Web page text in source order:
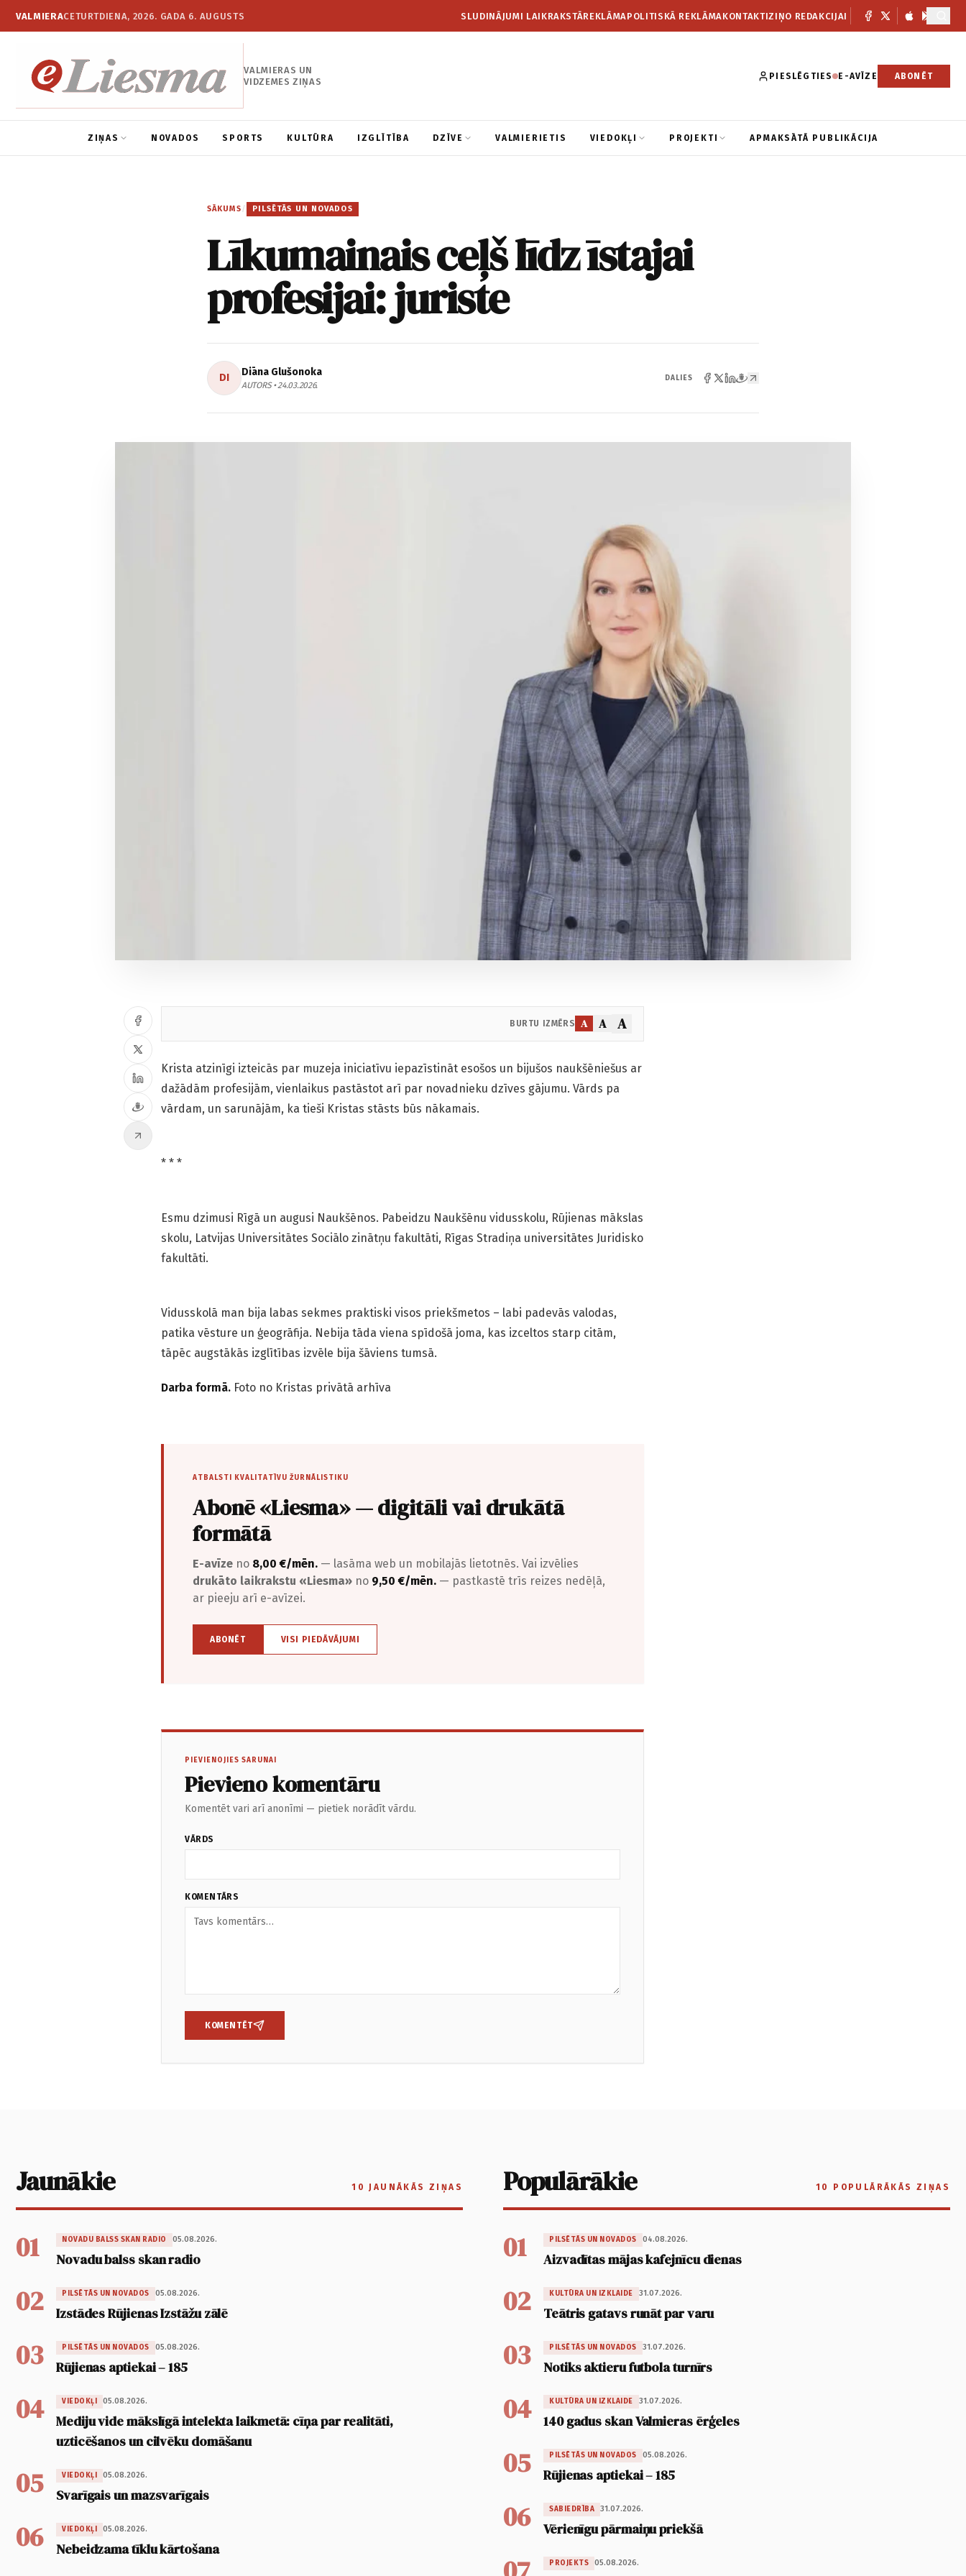
VALMIERACETURTDIENA, 2026. GADA 6. AUGUSTS SLUDINĀJUMI LAIKRAKSTĀREKLĀMAPOLITISKĀ REKLĀMAKONTAKTIZIŅO REDAKCIJAI
VALMIERAS UN
VIDZEMES ZIŅAS
PIESLĒGTIES E-AVĪZE ABONĒT
ZIŅAS NOVADOS SPORTS KULTŪRA IZGLĪTĪBA DZĪVE VALMIERIETIS VIEDOKĻI PROJEKTI APMAKSĀTĀ PUBLIKĀCIJA
SĀKUMS / PILSĒTĀS UN NOVADOS
Līkumainais ceļš līdz īstajai
profesijai: juriste
DI Diāna Glušonoka
AUTORS • 24.03.2026.
DALIES
BURTU IZMĒRS A A A
Krista atzinīgi izteicās par muzeja iniciatīvu iepazīstināt esošos un bijušos naukšēniešus ar
dažādām profesijām, vienlaikus pastāstot arī par novadnieku dzīves gājumu. Vārds pa
vārdam, un sarunājām, ka tieši Kristas stāsts būs nākamais.
* * *
Esmu dzimusi Rīgā un augusi Naukšēnos. Pabeidzu Naukšēnu vidusskolu, Rūjienas mākslas
skolu, Latvijas Universitātes Sociālo zinātņu fakultāti, Rīgas Stradiņa universitātes Juridisko
fakultāti.
Vidusskolā man bija labas sekmes praktiski visos priekšmetos – labi padevās valodas,
patika vēsture un ģeogrāfija. Nebija tāda viena spīdošā joma, kas izceltos starp citām,
tāpēc augstākās izglītības izvēle bija šāviens tumsā.
Darba formā. Foto no Kristas privātā arhīva
ATBALSTI KVALITATĪVU ŽURNĀLISTIKU
Abonē «Liesma» — digitāli vai drukātā
formātā
E-avīze no 8,00 €/mēn. — lasāma web un mobilajās lietotnēs. Vai izvēlies
drukāto laikrakstu «Liesma» no 9,50 €/mēn. — pastkastē trīs reizes nedēļā,
ar pieeju arī e-avīzei.
ABONĒT VISI PIEDĀVĀJUMI
PIEVIENOJIES SARUNAI
Pievieno komentāru
Komentēt vari arī anonīmi — pietiek norādīt vārdu.
VĀRDS
KOMENTĀRS
KOMENTĒT
Jaunākie 10 JAUNĀKĀS ZIŅAS
01 NOVADU BALSS SKAN RADIO 05.08.2026.
Novadu balss skan radio
02 PILSĒTĀS UN NOVADOS 05.08.2026.
Izstādes Rūjienas Izstāžu zālē
03 PILSĒTĀS UN NOVADOS 05.08.2026.
Rūjienas aptiekai – 185
04 VIEDOKĻI 05.08.2026.
Mediju vide mākslīgā intelekta laikmetā: cīņa par realitāti,
uzticēšanos un cilvēku domāšanu
05 VIEDOKĻI 05.08.2026.
Svarīgais un mazsvarīgais
06 VIEDOKĻI 05.08.2026.
Nebeidzama tīklu kārtošana
Populārākie 10 POPULĀRĀKĀS ZIŅAS
01 PILSĒTĀS UN NOVADOS 04.08.2026.
Aizvadītas mājas kafejnīcu dienas
02 KULTŪRA UN IZKLAIDE 31.07.2026.
Teātris gatavs runāt par varu
03 PILSĒTĀS UN NOVADOS 31.07.2026.
Notiks aktieru futbola turnīrs
04 KULTŪRA UN IZKLAIDE 31.07.2026.
140 gadus skan Valmieras ērģeles
05 PILSĒTĀS UN NOVADOS 05.08.2026.
Rūjienas aptiekai – 185
06 SABIEDRĪBA 31.07.2026.
Vērienīgu pārmaiņu priekšā
PROJEKTS 05.08.2026.